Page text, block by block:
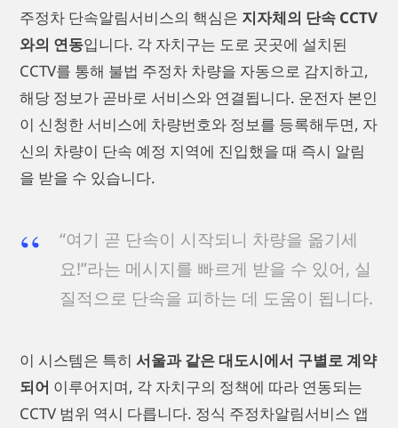
주정차 단속알림서비스의 핵심은 지자체의 단속 CCTV
와의 연동입니다. 각 자치구는 도로 곳곳에 설치된
CCTV를 통해 불법 주정차 차량을 자동으로 감지하고,
해당 정보가 곧바로 서비스와 연결됩니다. 운전자 본인
이 신청한 서비스에 차량번호와 정보를 등록해두면, 자
신의 차량이 단속 예정 지역에 진입했을 때 즉시 알림
을 받을 수 있습니다.
“여기 곧 단속이 시작되니 차량을 옮기세
요!”라는 메시지를 빠르게 받을 수 있어, 실
질적으로 단속을 피하는 데 도움이 됩니다.
이 시스템은 특히 서울과 같은 대도시에서 구별로 계약
되어 이루어지며, 각 자치구의 정책에 따라 연동되는
CCTV 범위 역시 다릅니다. 정식 주정차알림서비스 앱